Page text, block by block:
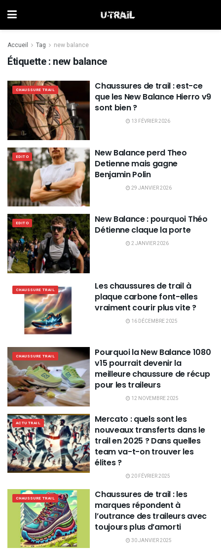
Accueil Tag new balance
Étiquette : new balance
CHAUSSURE TRAIL
Chaussures de trail : est-ce
que les New Balance Hierro v9
sont bien ?
13 FÉVRIER 2026
EDITO
New Balance perd Theo
Detienne mais gagne
Benjamin Polin
29 JANVIER 2026
EDITO
New Balance : pourquoi Théo
Détienne claque la porte
2 JANVIER 2026
CHAUSSURE TRAIL
Les chaussures de trail à
plaque carbone font-elles
vraiment courir plus vite ?
16 DÉCEMBRE 2025
CHAUSSURE TRAIL
Pourquoi la New Balance 1080
v15 pourrait devenir la
meilleure chaussure de récup
pour les traileurs
12 NOVEMBRE 2025
ACTU TRAIL
Mercato : quels sont les
nouveaux transferts dans le
trail en 2025 ? Dans quelles
team va-t-on trouver les
élites ?
20 FÉVRIER 2025
CHAUSSURE TRAIL
Chaussures de trail : les
marques répondent à
l’outrance des traileurs avec
toujours plus d’amorti
30 JANVIER 2025